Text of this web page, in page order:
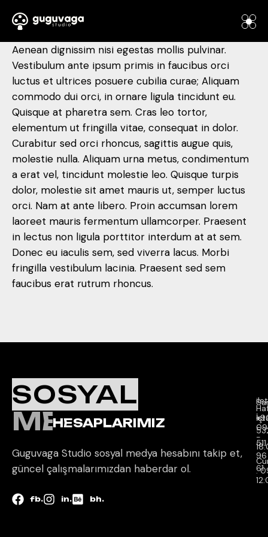
Aenean dignissim nisi egestas mollis pulvinar.
Vestibulum ante ipsum primis in faucibus orci
luctus et ultrices posuere cubilia curae; Aliquam
commodo dui orci, in ornare ligula tincidunt eu.
Quisque at pharetra sem. Cras leo tortor,
elementum ut fringilla vitae, consequat in dolor.
Curabitur sed orci rhoncus, sagittis augue quis,
molestie nulla. Aliquam urna metus, condimentum
a erat vel, tincidunt molestie leo. Quisque turpis
dolor, molestie sit amet mauris ut, semper luctus
orci. Nam at ante libero. Proin accumsan lorem
laoreet mauris fermentum ullamcorper. Praesent
in lectus non ligula porttitor interdum at at sem.
Donec eu iaculis sem, sed viverra lacus. Morbi
fringilla vestibulum lacinia. Praesent sed sem
faucibus erat rutrum rhoncus.
SOSYAL
MEDYA
HESAPLARIMIZ
Guguvaga Studio sosyal medya hesabını takip et,
güncel çalışmalarımızdan haberdar ol.
fb. in. bh.
İçi :
-
:
511
96
61